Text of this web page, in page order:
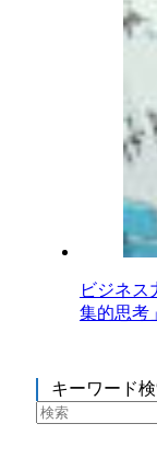
ビジネス
集的思考」
キーワード